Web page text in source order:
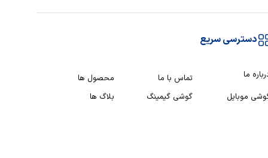
دسترسی سریع
ما تماس با ما
محصول ها
موبایل
گوشی گیمینگ بلاگ ها